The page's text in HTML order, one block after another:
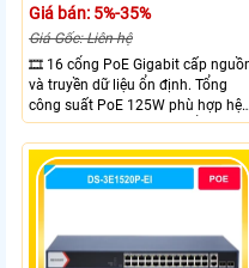
Giá bán: 5%-35%
Giá Gốc: Liên hệ
🎞 16 cổng PoE Gigabit cấp
và truyền dữ liệu ổn định. Tổng
công suất PoE 125W phù hợp hệ
thống camera IP vừa. 2 cổng
Gigabit và 2 cổng quang SFP mở
rộng linh hoạt. Hỗ trợ truyền PoE
xa tối đa lên đến 300 mét.